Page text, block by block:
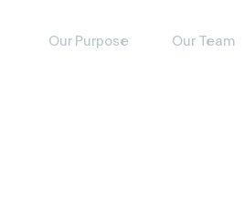
Our Purpose Our Team